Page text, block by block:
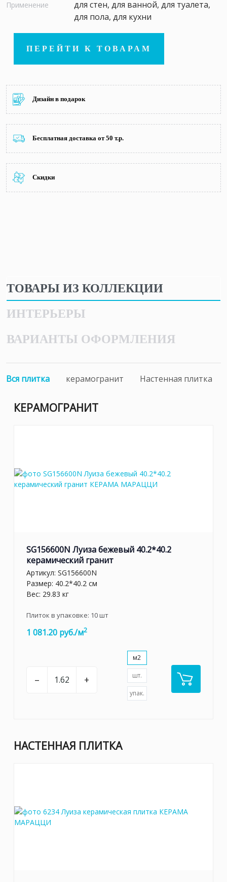
Применение
для стен, для ванной, для туалета,
для пола, для кухни
ПЕРЕЙТИ К ТОВАРАМ
Дизайн в подарок
Бесплатная доставка от 50 т.р.
Скидки
ТОВАРЫ ИЗ КОЛЛЕКЦИИ
ИНТЕРЬЕРЫ
ВАРИАНТЫ ОФОРМЛЕНИЯ
Вся плитка керамогранит Настенная плитка
КЕРАМОГРАНИТ
SG156600N Луиза бежевый 40.2*40.2
керамический гранит
Артикул: SG156600N
Размер: 40.2*40.2 см
Вес: 29.83 кг
Плиток в упаковке: 10шт
1 081.20 руб./м2
– +
м2
шт.
упак.
НАСТЕННАЯ ПЛИТКА